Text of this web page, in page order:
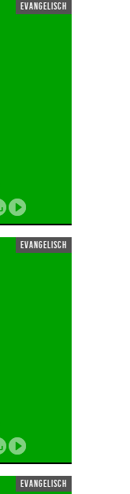
evangelisch
evangelisch
evangelisch